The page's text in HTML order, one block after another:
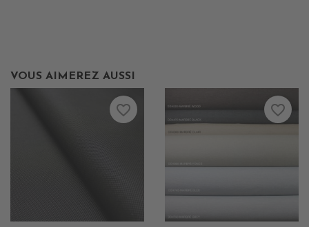
VOUS AIMEREZ AUSSI
favorite_border favorite_border